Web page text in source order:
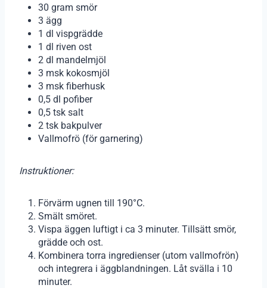
30 gram smör
3 ägg
1 dl vispgrädde
1 dl riven ost
2 dl mandelmjöl
3 msk kokosmjöl
3 msk fiberhusk
0,5 dl pofiber
0,5 tsk salt
2 tsk bakpulver
Vallmofrö (för garnering)
Instruktioner:
Förvärm ugnen till 190°C.
Smält smöret.
Vispa äggen luftigt i ca 3 minuter. Tillsätt smör,
grädde och ost.
Kombinera torra ingredienser (utom vallmofrön)
och integrera i äggblandningen. Låt svälla i 10
minuter.